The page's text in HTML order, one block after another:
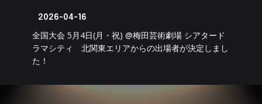
2026-04-16
全国大会 5月4日(月・祝) @梅田芸術劇場 シアタード
ラマシティ 北関東エリアからの出場者が決定しまし
た！